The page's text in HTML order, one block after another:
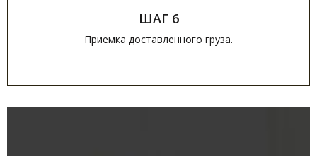
ШАГ 6
Приемка доставленного груза.